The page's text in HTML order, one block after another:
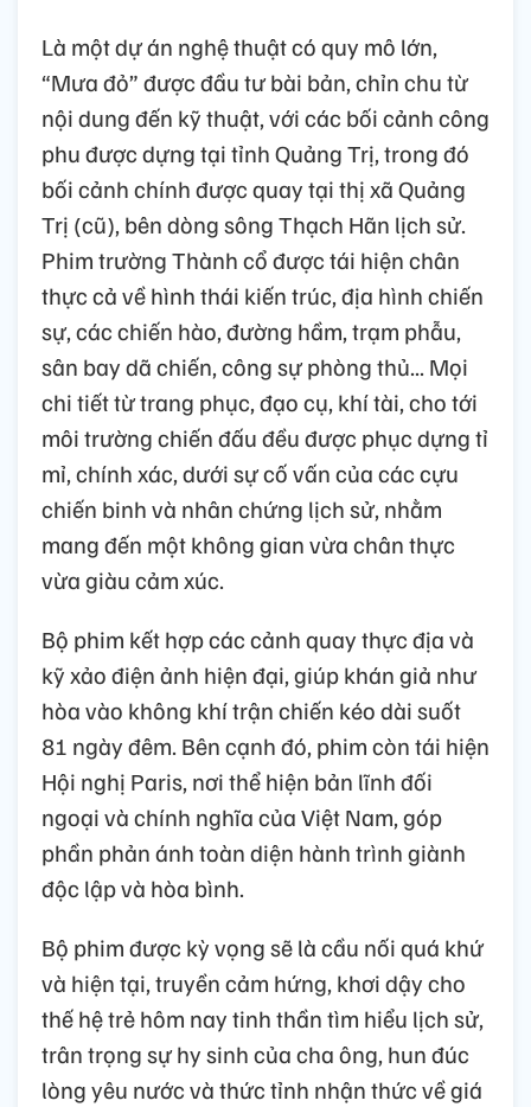
Là một dự án nghệ thuật có quy mô lớn,
“Mưa đỏ” được đầu tư bài bản, chỉn chu từ
nội dung đến kỹ thuật, với các bối cảnh công
phu được dựng tại tỉnh Quảng Trị, trong đó
bối cảnh chính được quay tại thị xã Quảng
Trị (cũ), bên dòng sông Thạch Hãn lịch sử.
Phim trường Thành cổ được tái hiện chân
thực cả về hình thái kiến trúc, địa hình chiến
sự, các chiến hào, đường hầm, trạm phẫu,
sân bay dã chiến, công sự phòng thủ... Mọi
chi tiết từ trang phục, đạo cụ, khí tài, cho tới
môi trường chiến đấu đều được phục dựng tỉ
mỉ, chính xác, dưới sự cố vấn của các cựu
chiến binh và nhân chứng lịch sử, nhằm
mang đến một không gian vừa chân thực
vừa giàu cảm xúc.
Bộ phim kết hợp các cảnh quay thực địa và
kỹ xảo điện ảnh hiện đại, giúp khán giả như
hòa vào không khí trận chiến kéo dài suốt
81 ngày đêm. Bên cạnh đó, phim còn tái hiện
Hội nghị Paris, nơi thể hiện bản lĩnh đối
ngoại và chính nghĩa của Việt Nam, góp
phần phản ánh toàn diện hành trình giành
độc lập và hòa bình.
Bộ phim được kỳ vọng sẽ là cầu nối quá khứ
và hiện tại, truyền cảm hứng, khơi dậy cho
thế hệ trẻ hôm nay tinh thần tìm hiểu lịch sử,
trân trọng sự hy sinh của cha ông, hun đúc
lòng yêu nước và thức tỉnh nhận thức về giá